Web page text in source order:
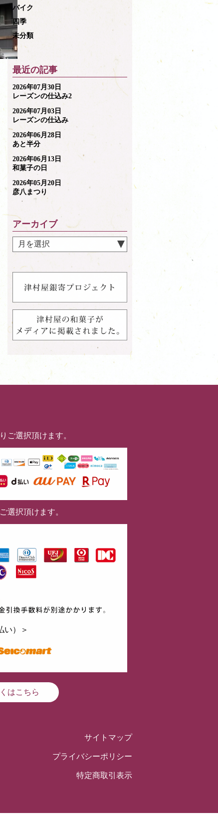
バイク
四季
未分類
最近の記事
2026年07月30日
レーズンの仕込み2
2026年07月03日
レーズンの仕込み
2026年06月28日
あと半分
2026年06月13日
和菓子の日
2026年05月20日
彦八まつり
アーカイブ
ご選択頂けます。
選択頂けます。
い）＞
はこちら
サイトマップ
プライバシーポリシー
特定商取引表示